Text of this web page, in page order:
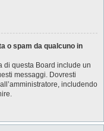
o spam da qualcuno in
di questa Board include un
messaggi. Dovresti
includendo